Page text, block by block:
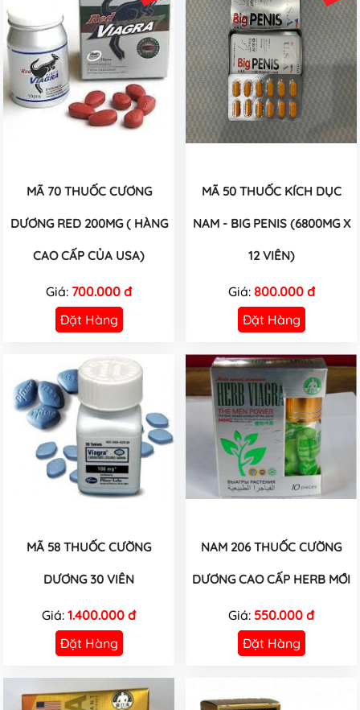
MÃ 70 THUỐC CƯƠNG
DƯƠNG RED 200MG ( HÀNG
CAO CẤP CỦA USA)
Giá: 700.000 đ
Đặt Hàng
MÃ 50 THUỐC KÍCH DỤC
NAM - BIG PENIS (6800MG X
12 VIÊN)
Giá: 800.000 đ
Đặt Hàng
MÃ 58 THUỐC CƯỜNG
DƯƠNG 30 VIÊN
Giá: 1.400.000 đ
Đặt Hàng
NAM 206 THUỐC CƯỜNG
DƯƠNG CAO CẤP HERB MỚI
Giá: 550.000 đ
Đặt Hàng